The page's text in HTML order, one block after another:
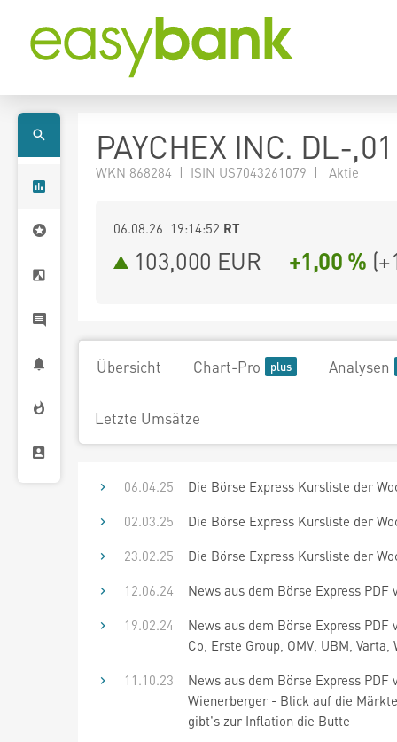
PAYCHEX INC. DL-,01
WKN 868284 | ISIN US7043261079 | Aktie
06.08.26 19:14:52 RT
103,000 EUR +1,00 % (
Übersicht Chart-Pro Analysen
Letzte Umsätze
06.04.25
Die Börse Express Kursliste der
02.03.25
Die Börse Express Kursliste der
23.02.25
Die Börse Express Kursliste der
12.06.24
News aus dem Börse Express
19.02.24
News aus dem Börse Express
Co, Erste Group, OMV, UBM,
11.10.23
News aus dem Börse Express
Wienerberger - Blick auf die
gibt's zur Inflation die Butte